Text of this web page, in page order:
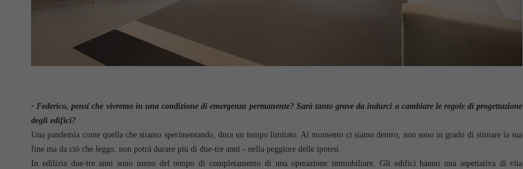
- Federico, pensi che vivremo in una condizione di emergenza permanente? Sarà tanto grave da indurci a cambiare le regole di progettazione
degli edifici?
Una pandemia come quella che stiamo sperimentando, dura un tempo limitato. Al momento ci siamo dentro, non sono in grado di stimare la sua
fine ma da ciò che leggo, non potrà durare più di due-tre anni - nella peggiore delle ipotesi.
In edilizia due-tre anni sono meno del tempo di completamento di una operazione immobiliare. Gli edifici hanno una aspettativa di vita